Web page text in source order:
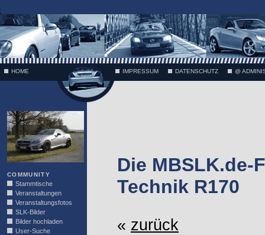
;
HOME IMPRESSUM DATENSCHUTZ @
COMMUNITY
Stammtische
Veranstaltungen
Veranstaltungsfotos
SLK-Bilder
Bilder hochladen
User-Suche
Die MBSLK.de-
Technik R170
« zurück